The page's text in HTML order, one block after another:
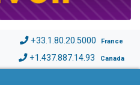
+33.1.80.20.5000 France
+1.437.887.14.93 Canada